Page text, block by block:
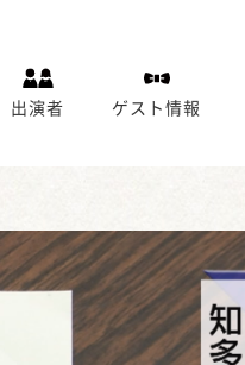
出演者 ゲスト情報